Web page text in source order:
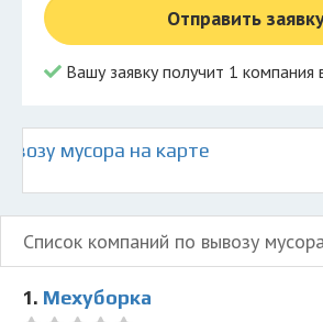
Отправить
Вашу заявку получит 1 компания
мусора на карте
Список компаний по вывозу мусора
1. Мехуборка